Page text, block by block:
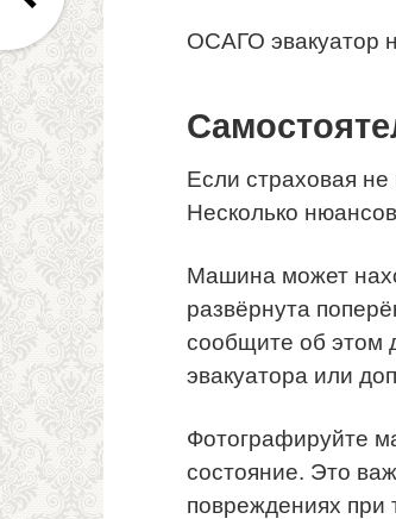
ОСАГО эвакуатор
Если страховая
Несколько
Машина может
развёрнута
сообщите об этом
эвакуатора или
Фотографируйте
состояние. Это
повреждениях при